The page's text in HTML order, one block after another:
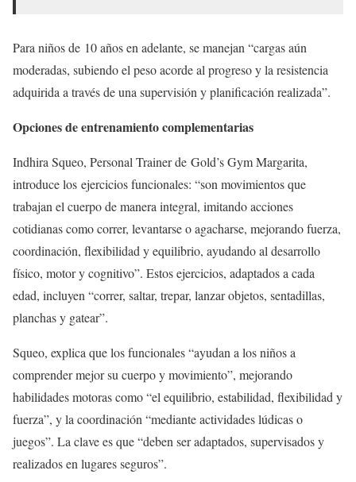
Para niños de 10 años en adelante, se manejan “cargas aún
moderadas, subiendo el peso acorde al progreso y la resistencia
adquirida a través de una supervisión y planificación realizada”.
Opciones de entrenamiento complementarias
Indhira Squeo, Personal Trainer de Gold’s Gym Margarita,
introduce los ejercicios funcionales: “son movimientos que
trabajan el cuerpo de manera integral, imitando acciones
cotidianas como correr, levantarse o agacharse, mejorando fuerza,
coordinación, flexibilidad y equilibrio, ayudando al desarrollo
físico, motor y cognitivo”. Estos ejercicios, adaptados a cada
edad, incluyen “correr, saltar, trepar, lanzar objetos, sentadillas,
planchas y gatear”.
Squeo, explica que los funcionales “ayudan a los niños a
comprender mejor su cuerpo y movimiento”, mejorando
habilidades motoras como “el equilibrio, estabilidad, flexibilidad y
fuerza”, y la coordinación “mediante actividades lúdicas o
juegos”. La clave es que “deben ser adaptados, supervisados y
realizados en lugares seguros”.